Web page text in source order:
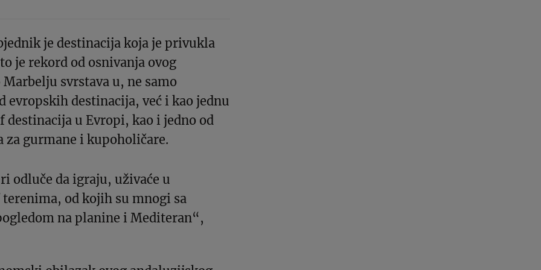
je destinacija koja je privukla
je rekord od osnivanja ovog
svrstava u, ne samo
evropskih destinacija, već i kao jednu
destinacija u Evropi, kao i jedno od
za gurmane i kupoholičare.
odluče da igraju, uživaće u
od kojih su mnogi sa
na planine i Mediteran“,